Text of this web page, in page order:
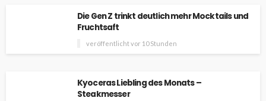
Die Gen Z trinkt deutlich mehr Mocktails und
Fruchtsaft
veröffentlicht vor 10 Stunden
Kyoceras Liebling des Monats –
Steakmesser